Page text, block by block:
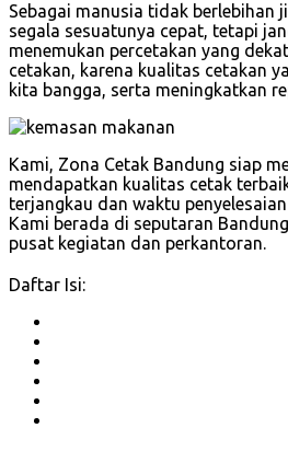
Sebagai manusia tidak berlebihan
segala sesuatunya cepat, tetapi
menemukan percetakan yang
cetakan, karena kualitas cetakan
kita bangga, serta meningkatkan
Kami, Zona Cetak Bandung siap
mendapatkan kualitas cetak
terjangkau dan waktu
Kami berada di seputaran
pusat kegiatan dan perkantoran.
Daftar Isi: